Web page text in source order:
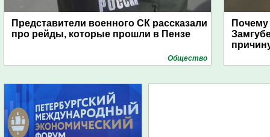
Представители военного СК рассказали
про рейды, которые прошли в Пензе
Общество